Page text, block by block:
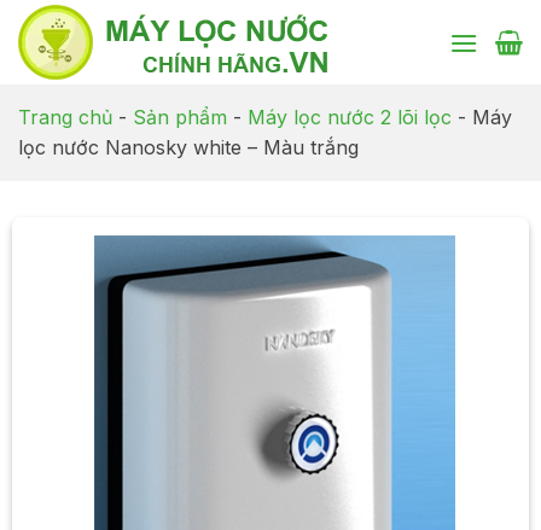
Chuyển
đến
nội
dung
Trang chủ - Sản phẩm - Máy lọc nước 2 lõi lọc - Máy
lọc nước Nanosky white – Màu trắng